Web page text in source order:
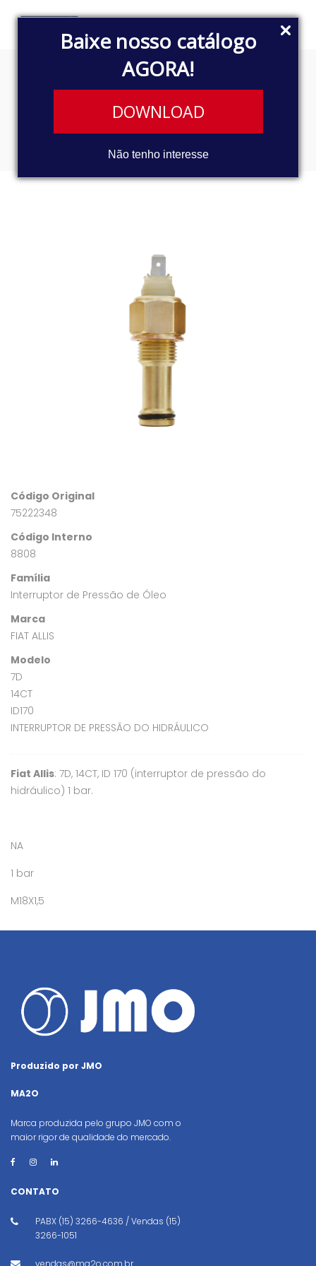
Baixe nosso catálogo
AGORA!
DOWNLOAD
Não tenho interesse
INTERRUPTOR DE PRESSÃO
DE ÓLEO
Código Original
75222348
Código Interno
8808
Família
Interruptor de Pressão de Óleo
Marca
FIAT ALLIS
Modelo
7D
14CT
ID170
INTERRUPTOR DE PRESSÃO DO HIDRÁULICO
Fiat Allis: 7D, 14CT, ID 170 (interruptor de pressão do
hidráulico) 1 bar.
NA
1 bar
M18X1,5
Produzido por JMO
MA2O
Marca produzida pelo grupo JMO com o
maior rigor de qualidade do mercado.
CONTATO
PABX (15) 3266-4636 / Vendas (15)
3266-1051
vendas@ma2o.com.br